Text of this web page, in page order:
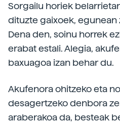
Sorgailu horiek
dituzte gaixoek, egunean
Dena den, soinu horrek
erabat estali. Alegia,
baxuagoa izan behar du.
Akufenora ohitzeko eta
desagertzeko denbora
araberakoa da, besteak